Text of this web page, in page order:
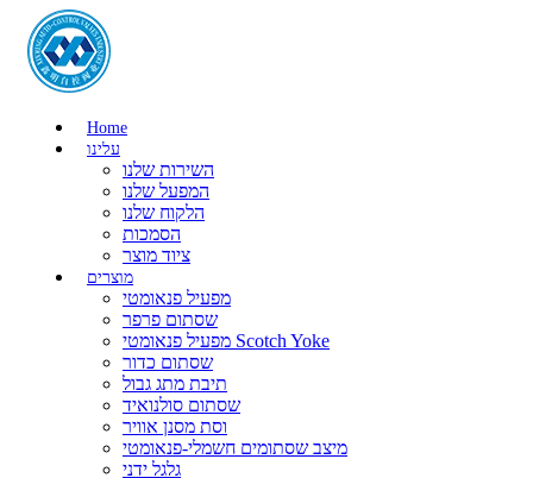
Home
עלינו
השירות שלנו
המפעל שלנו
הלקוח שלנו
הסמכות
ציוד מוצר
מוצרים
מפעיל פנאומטי
שסתום פרפר
מפעיל פנאומטי Scotch Yoke
שסתום כדור
תיבת מתג גבול
שסתום סולנואיד
וסת מסנן אוויר
מיצב שסתומים חשמלי-פנאומטי
גלגל ידני